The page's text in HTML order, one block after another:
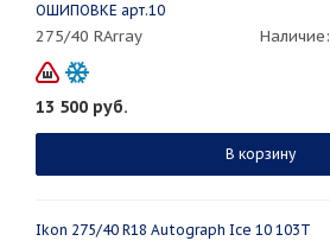
ОШИПОВКЕ арт.10
275/40 RArray Наличие:
13 500 руб.
В корзину
Ikon 275/40 R18 Autograph Ice 10 103T